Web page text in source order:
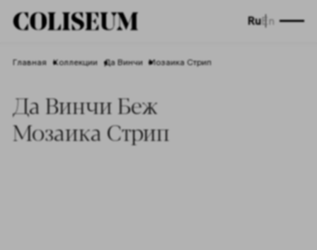
RuEn
Главная Коллекции Да Винчи Мозаика Стрип
Да Винчи Беж
Мозаика Стрип